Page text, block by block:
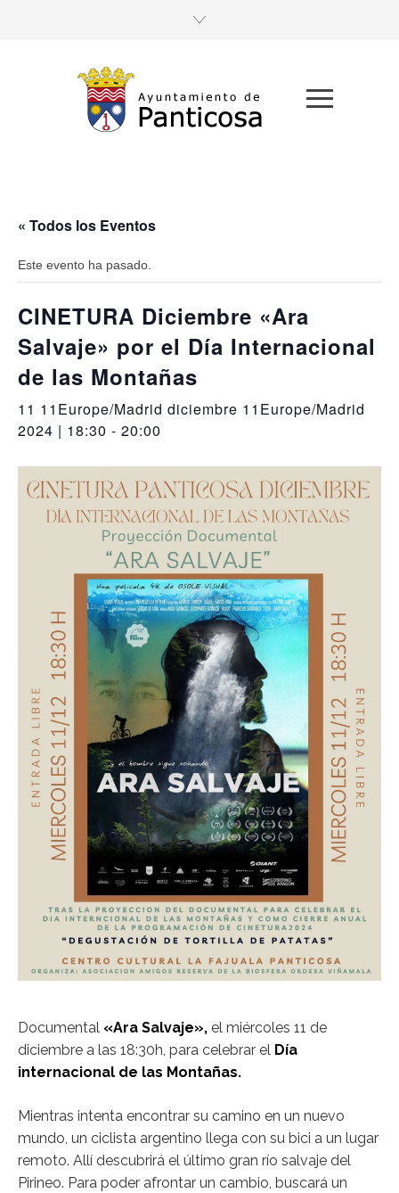
« Todos los Eventos
Este evento ha pasado.
CINETURA Diciembre «Ara
Salvaje» por el Día Internacional
de las Montañas
11 11Europe/Madrid diciembre 11Europe/Madrid
2024 | 18:30 - 20:00
Documental «Ara Salvaje», el miércoles 11 de
diciembre a las 18:30h, para celebrar el Día
internacional de las Montañas.
Mientras intenta encontrar su camino en un nuevo
mundo, un ciclista argentino llega con su bici a un lugar
remoto. Allí descubrirá el último gran río salvaje del
Pirineo. Para poder afrontar un cambio, buscará un